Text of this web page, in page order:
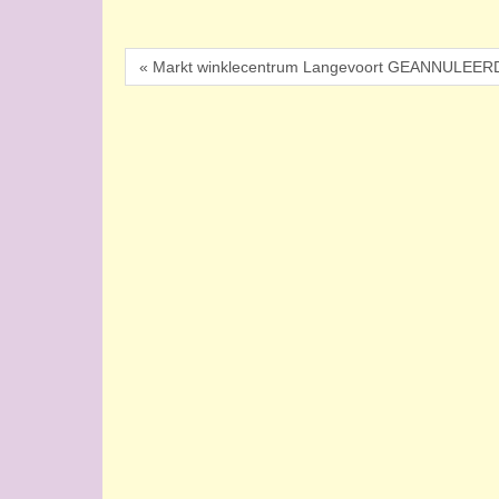
« Markt winklecentrum Langevoort